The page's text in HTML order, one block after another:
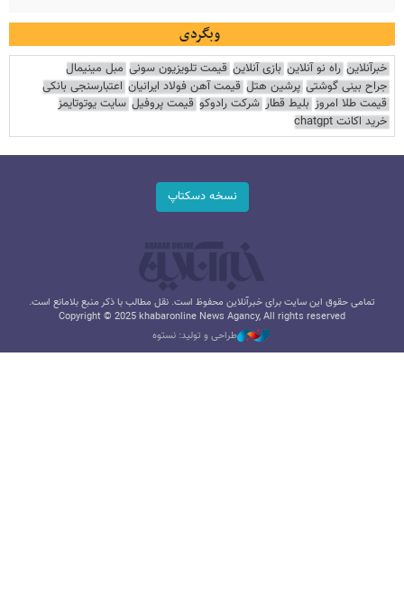
وبگردی
خبرآنلاین راه نو آنلاین بازی آنلاین قیمت تلویزیون سونی مبل مینیمال
جراح بینی گوشتی پرشین هتل قیمت آهن فولاد ایرانیان اعتبارسنجی بانکی
قیمت طلا امروز بلیط قطار شرکت رادوکو قیمت پروفیل سایت یوتوتایمز
خرید اکانت chatgpt
نسخه دسکتاپ
تمامی حقوق این سایت برای خبرآنلاین محفوظ است. نقل مطالب با ذکر منبع بلامانع است.
Copyright © 2025 khabaronline News Agancy, All rights reserved
طراحی و تولید: نستوه